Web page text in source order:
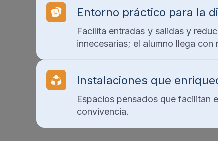
Entorno práctico para la
Facilita entradas y salidas y
innecesarias; el alumno llega con
Instalaciones que
Espacios pensados que facilitan
convivencia.